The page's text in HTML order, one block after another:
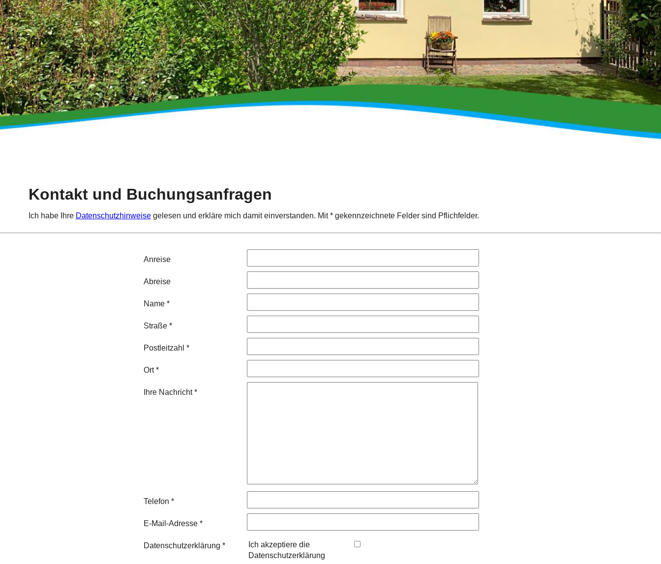
Kontakt und Buchungsanfragen
Ich habe Ihre Datenschutzhinweisegelesen und erkläre mich damit einverstanden. Mit * gekennzeichnete Felder sind Pflichfelder.
Anreise
Abreise
Name *
Straße *
Postleitzahl *
Ort *
Ihre Nachricht *
Telefon *
E-Mail-Adresse *
Datenschutzerklärung *
Ich akzeptiere die
Datenschutzerklärung